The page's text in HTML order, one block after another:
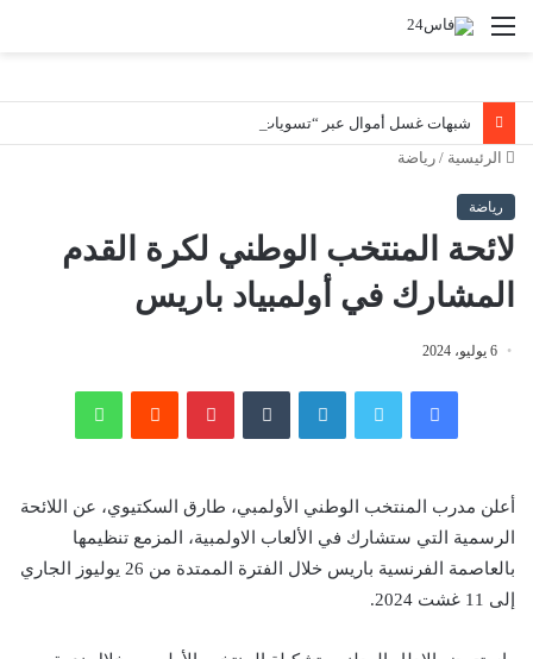
القائمة
الرئيسية / رياضة
رياضة
لائحة المنتخب الوطني لكرة القدم
المشارك في أولمبياد باريس
6 يوليو، 2024
فيسبوك لينكدإن بينتيريست
أعلن مدرب المنتخب الوطني الأولمبي، طارق السكتيوي، عن اللائحة
الرسمية التي ستشارك في الألعاب الاولمبية، المزمع تنظيمها
بالعاصمة الفرنسية باريس خلال الفترة الممتدة من 26 يوليوز الجاري
إلى 11 غشت 2024.